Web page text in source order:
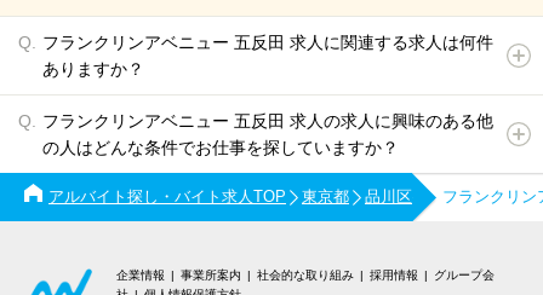
フランクリンアベニュー 五反田 求人に関連する求人は何件
ありますか？
フランクリンアベニュー 五反田 求人の求人に興味のある他
の人はどんな条件でお仕事を探していますか？
アルバイト探し・バイト求人TOP 東京都 品川区 フランクリン
企業情報 事業所案内 社会的な取り組み 採用情報
グループ会